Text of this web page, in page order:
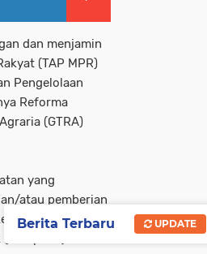
dan menjamin
(TAP MPR)
Pengelolaan
Reforma
(GTRA)
yang
atau pemberian
subjek
Berita Terbaru UPDATE